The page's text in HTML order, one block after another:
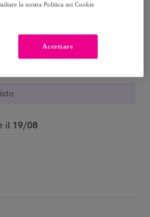
il 19/08
la nostra Politica sui Cookie
Accettare